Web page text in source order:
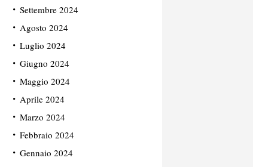
Settembre 2024
Agosto 2024
Luglio 2024
Giugno 2024
Maggio 2024
Aprile 2024
Marzo 2024
Febbraio 2024
Gennaio 2024